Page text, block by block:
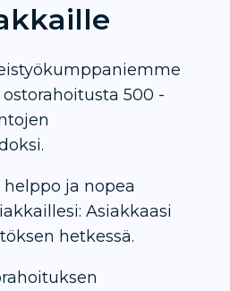
500 -
ja nopea
Asiakkaasi
hetkessä.